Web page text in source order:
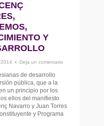
Y
Deja un comentario
de desarrollo
pública, que a la
un principio por los
ellos del manifiesto
Navarro y Juan Torres
y Programa